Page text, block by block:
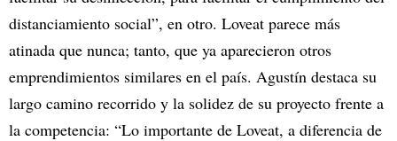
distanciamiento social”, en otro. Loveat parece más
atinada que nunca; tanto, que ya aparecieron otros
emprendimientos similares en el país. Agustín destaca su
largo camino recorrido y la solidez de su proyecto frente a
la competencia: “Lo importante de Loveat, a diferencia de